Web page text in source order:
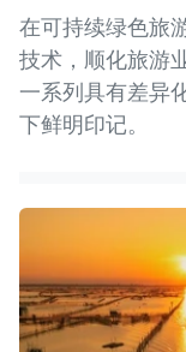
在可持续绿色旅
技术，顺化旅游
一系列具有差异
下鲜明印记。